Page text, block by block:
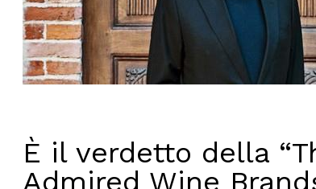
È il verdetto della
Admired Wine